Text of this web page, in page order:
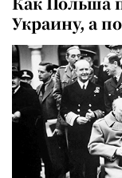
Украину, а